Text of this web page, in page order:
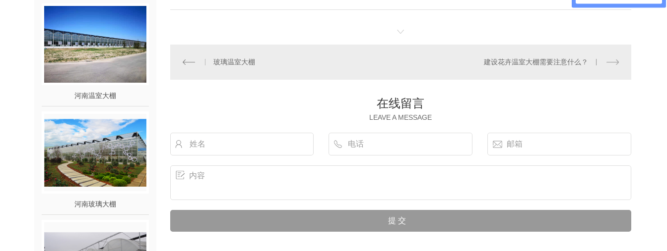
河南温室大棚
河南玻璃大棚
玻璃温室大棚 建设花卉温室大棚需要注意什么？
在线留言
LEAVE A MESSAGE